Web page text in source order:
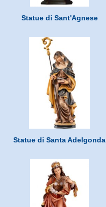
Statue di Sant'Agnese
Statue di Santa Adelgonda